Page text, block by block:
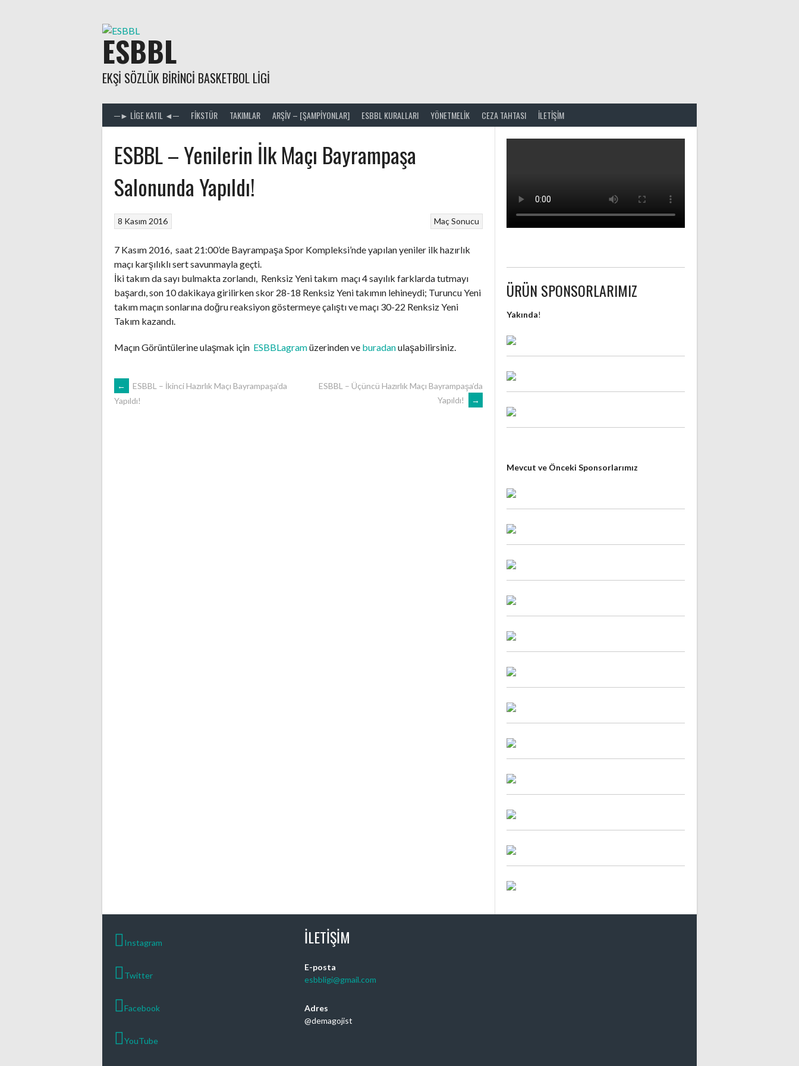
ESBBL
EKŞI SÖZLÜK BIRINCI BASKETBOL LIGI
─► LIGE KATIL ◄─ FIKSTÜR TAKIMLAR ARŞIV – [ŞAMPİYONLAR] ESBBL KURALLARI YÖNETMELIK CEZA TAHTASI İLETİŞİM
ESBBL – Yenilerin İlk Maçı Bayrampaşa
Salonunda Yapıldı!
Maç Sonucu
8 Kasım 2016
7 Kasım 2016, saat 21:00’de Bayrampaşa Spor Kompleksi’nde yapılan yeniler ilk hazırlık
maçı karşılıklı sert savunmayla geçti.
İki takım da sayı bulmakta zorlandı, Renksiz Yeni takım maçı 4 sayılık farklarda tutmayı
başardı, son 10 dakikaya girilirken skor 28-18 Renksiz Yeni takımın lehineydi; Turuncu Yeni
takım maçın sonlarına doğru reaksiyon göstermeye çalıştı ve maçı 30-22 Renksiz Yeni
Takım kazandı.
Maçın Görüntülerine ulaşmak için ESBBLagramüzerinden ve buradanulaşabilirsiniz.
POST
←
ESBBL – İkinci Hazırlık Maçı Bayrampaşa’da
Yapıldı!
ESBBL – Üçüncü Hazırlık Maçı Bayrampaşa’da
Yapıldı!
→
ÜRÜN SPONSORLARIMIZ
Yakında!
Mevcut ve Önceki Sponsorlarımız
Instagram
Twitter
Facebook
YouTube
İLETIŞIM
E-posta
esbbligi@gmail.com
Adres
@demagojist